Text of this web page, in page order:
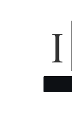
Il y a quelques jours, je vous parlais de l’hôtel Les Flots à Châtelaillon-Plage. Il est maintenant temps de vous raconter